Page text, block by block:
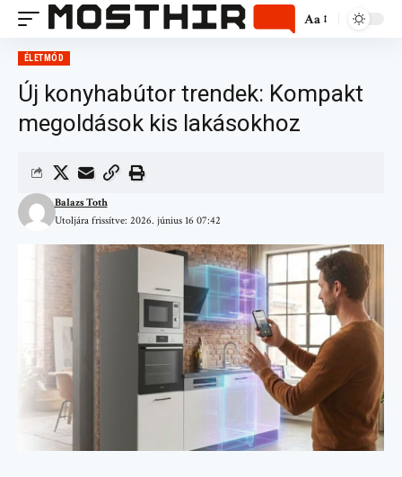
Aa
ÉLETMÓD
Új konyhabútor trendek: Kompakt
megoldások kis lakásokhoz
Utoljára frissítve: 2026. június 16 07:42
Balazs Toth